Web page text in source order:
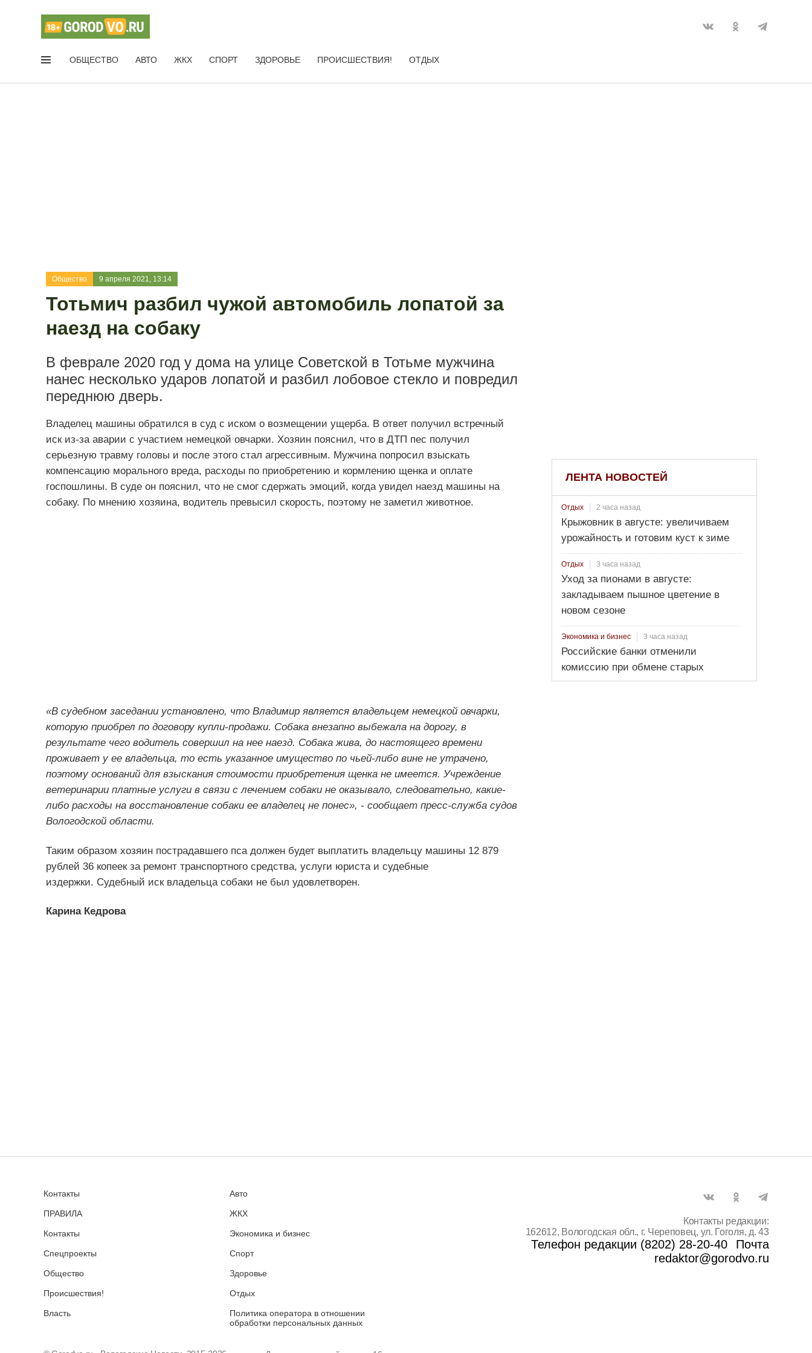
ОБЩЕСТВО АВТО ЖКХ СПОРТ ЗДОРОВЬЕ ПРОИСШЕСТВИЯ! ОТДЫХ
Общество 9 апреля 2021, 13:14
Тотьмич разбил чужой автомобиль лопатой за
наезд на собаку
В феврале 2020 год у дома на улице Советской в Тотьме мужчина
нанес несколько ударов лопатой и разбил лобовое стекло и повредил
переднюю дверь.
Владелец машины обратился в суд с иском о возмещении ущерба. В ответ получил встречный
иск из-за аварии с участием немецкой овчарки. Хозяин пояснил, что в ДТП пес получил
серьезную травму головы и после этого стал агрессивным. Мужчина попросил взыскать
компенсацию морального вреда, расходы по приобретению и кормлению щенка и оплате
госпошлины. В суде он пояснил, что не смог сдержать эмоций, когда увидел наезд машины на
собаку. По мнению хозяина, водитель превысил скорость, поэтому не заметил животное.
«В судебном заседании установлено, что Владимир является владельцем немецкой овчарки,
которую приобрел по договору купли-продажи. Собака внезапно выбежала на дорогу, в
результате чего водитель совершил на нее наезд. Собака жива, до настоящего времени
проживает у ее владельца, то есть указанное имущество по чьей-либо вине не утрачено,
поэтому оснований для взыскания стоимости приобретения щенка не имеется. Учреждение
ветеринарии платные услуги в связи с лечением собаки не оказывало, следовательно, какие-
либо расходы на восстановление собаки ее владелец не понес», - сообщает пресс-служба судов
Вологодской области.
Таким образом хозяин пострадавшего пса должен будет выплатить владельцу машины 12 879
рублей 36 копеек за ремонт транспортного средства, услуги юриста и судебные
издержки. Судебный иск владельца собаки не был удовлетворен.
Карина Кедрова
ЛЕНТА НОВОСТЕЙ
Отдых 2 часа назад
Крыжовник в августе: увеличиваем
урожайность и готовим куст к зиме
Отдых 3 часа назад
Уход за пионами в августе:
закладываем пышное цветение в
новом сезоне
Экономика и бизнес 3 часа назад
Российские банки отменили
комиссию при обмене старых
долларов
Контакты
ПРАВИЛА
Контакты
Спецпроекты
Общество
Происшествия!
Власть
Авто
ЖКХ
Экономика и бизнес
Спорт
Здоровье
Отдых
Политика оператора в отношении
обработки персональных данных
Контакты редакции:
162612, Вологодская обл., г. Череповец, ул. Гоголя, д. 43
Телефон редакции (8202) 28-20-40
Почта
redaktor@gorodvo.ru